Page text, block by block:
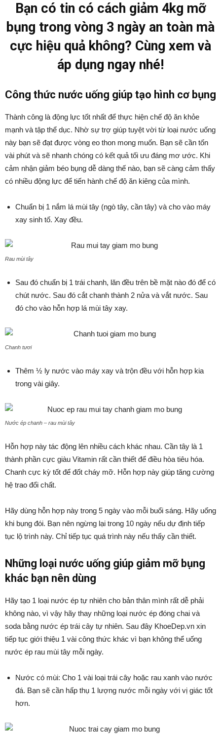
Bạn có tin có cách giảm 4kg mỡ
bụng trong vòng 3 ngày an toàn mà
cực hiệu quả không? Cùng xem và
áp dụng ngay nhé!
Công thức nước uống giúp tạo hình cơ bụng
Thành công là động lực tốt nhất để thực hiện chế độ ăn khỏe
mạnh và tập thể dục. Nhờ sự trợ giúp tuyệt vời từ loại nước uống
này bạn sẽ đạt được vòng eo thon mong muốn. Bạn sẽ cần tốn
vài phút và sẽ nhanh chóng có kết quả tối ưu đáng mơ ước. Khi
cảm nhận giảm béo bụng dễ dàng thế nào, bạn sẽ càng cảm thấy
có nhiều động lực để tiến hành chế độ ăn kiêng của mình.
Chuẩn bị 1 nắm lá mùi tây (ngò tây, cần tây) và cho vào máy
xay sinh tố. Xay đều.
Rau mùi tây
Sau đó chuẩn bị 1 trái chanh, lăn đều trên bề mặt nào đó để có
chút nước. Sau đó cắt chanh thành 2 nửa và vắt nước. Sau
đó cho vào hỗn hợp lá mùi tây xay.
Chanh tươi
Thêm ½ ly nước vào máy xay và trộn đều với hỗn hợp kia
trong vài giây.
Nước ép chanh – rau mùi tây
Hỗn hợp này tác động lên nhiều cách khác nhau. Cần tây là 1
thành phần cực giàu Vitamin rất cần thiết để điều hòa tiêu hóa.
Chanh cực kỳ tốt để đốt cháy mỡ. Hỗn hợp này giúp tăng cường
hệ trao đổi chất.
Hãy dùng hỗn hợp này trong 5 ngày vào mỗi buổi sáng. Hãy uống
khi bụng đói. Bạn nên ngừng lại trong 10 ngày nếu dự định tiếp
tục lộ trình này. Chỉ tiếp tục quá trình này nếu thấy cần thiết.
Những loại nước uống giúp giảm mỡ bụng
khác bạn nên dùng
Hãy tạo 1 loại nước ép tự nhiên cho bản thân mình rất dễ phải
không nào, vì vậy hãy thay những loại nước ép đóng chai và
soda bằng nước ép trái cây tự nhiên. Sau đây KhoeDep.vn xin
tiếp tục giới thiệu 1 vài công thức khác vì bạn không thể uống
nước ép rau mùi tây mỗi ngày.
Nước có mùi: Cho 1 vài loại trái cây hoặc rau xanh vào nước
đá. Bạn sẽ cần hấp thụ 1 lượng nước mỗi ngày với vị giác tốt
hơn.